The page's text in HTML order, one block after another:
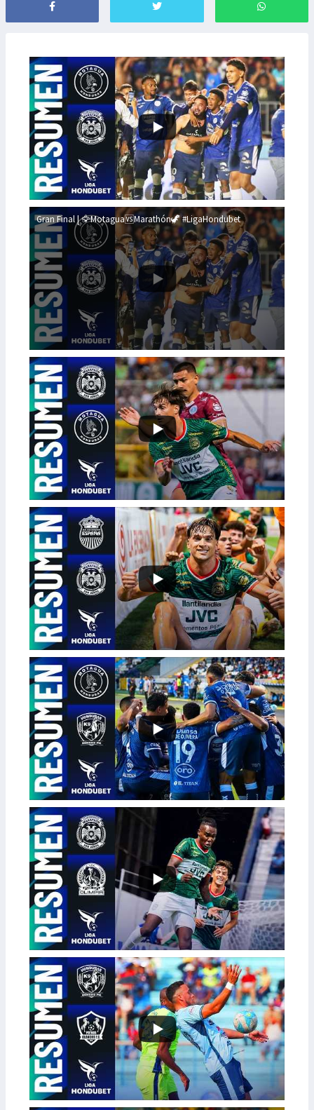
Gran Final | 🦅Motagua🆚Marathón🦖 #LigaHondubet